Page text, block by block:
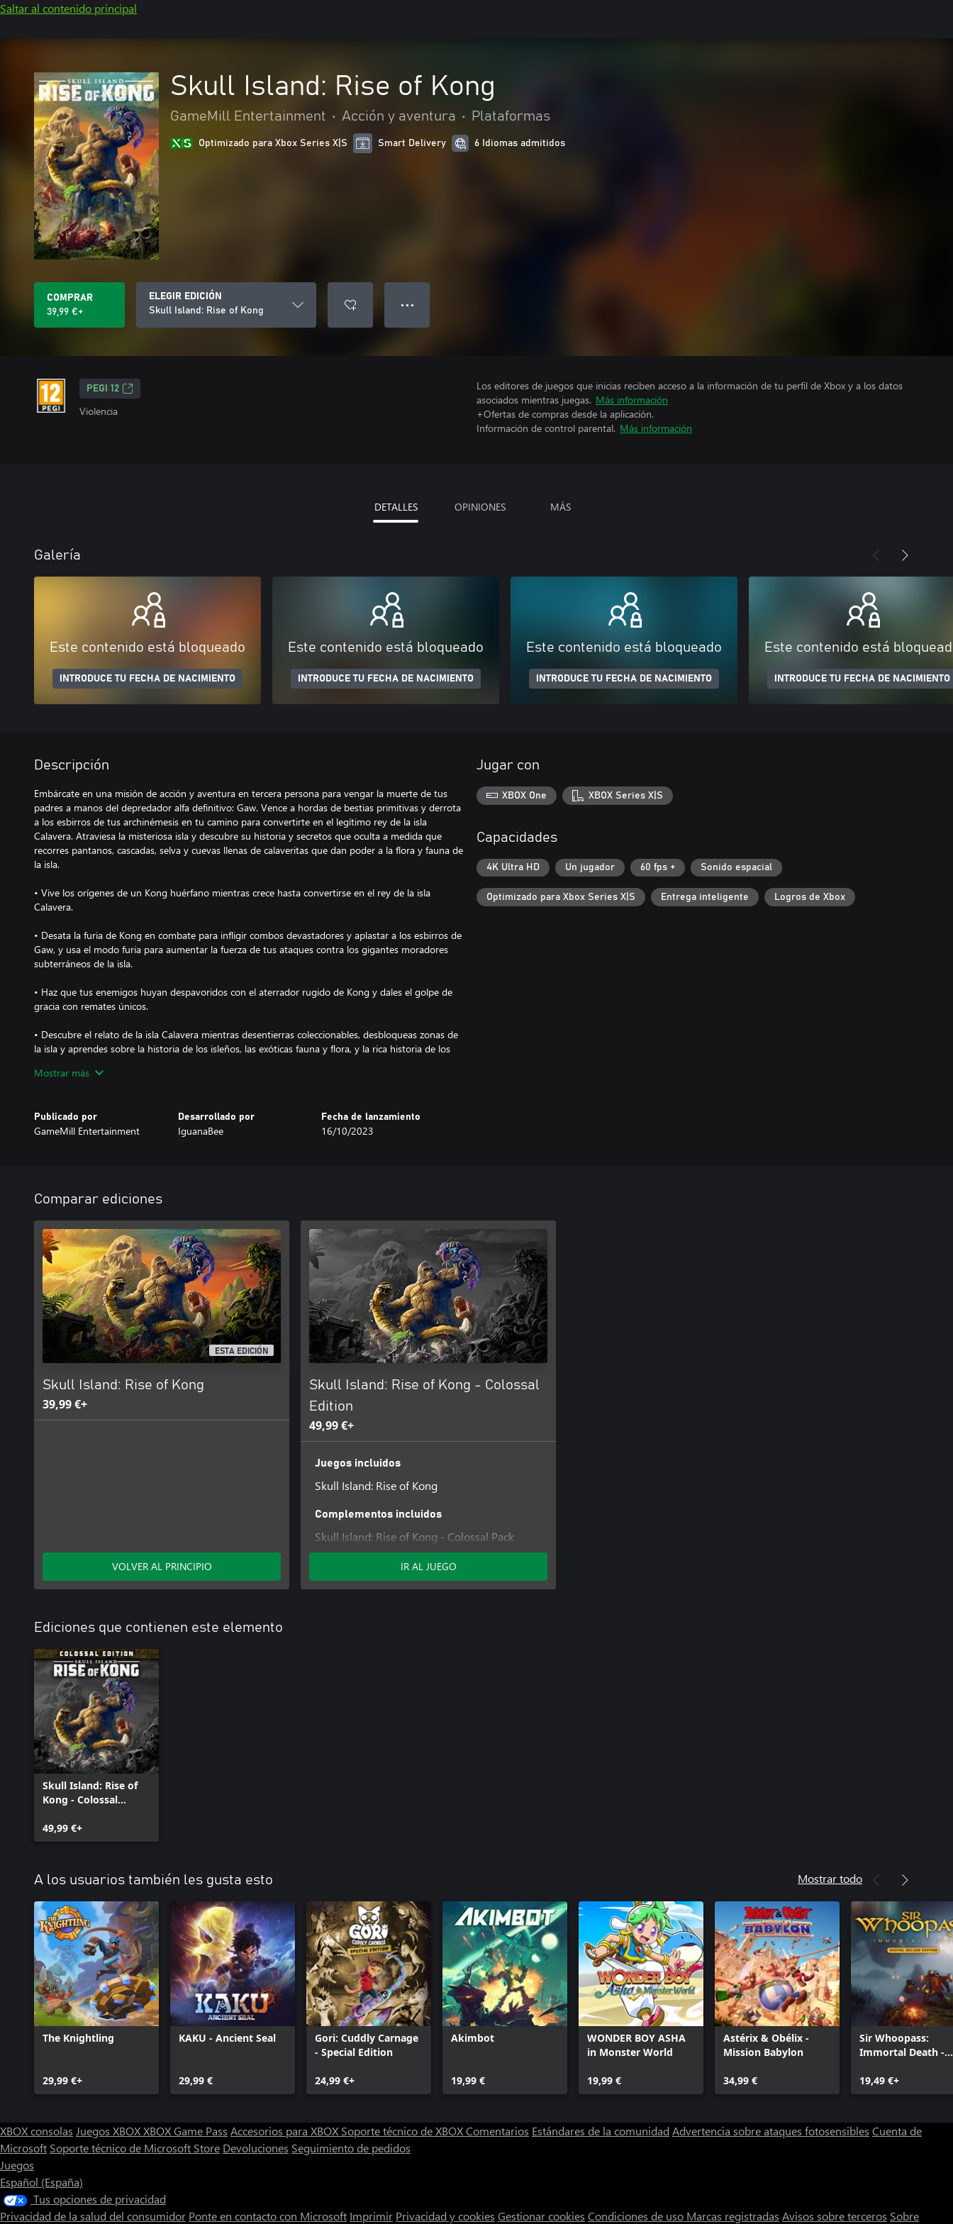
Saltar al contenido principal
Skull Island: Rise of Kong
GameMill Entertainment • Acción y aventura • Plataformas
Optimizado para Xbox Series X|S Smart Delivery 6 Idiomas admitidos
COMPRAR
39,99 €+
ELEGIR EDICIÓN
Skull Island: Rise of Kong
● ● ●
PEGI 12
Violencia
Los editores de juegos que inicias reciben acceso a la información de tu perfil de Xbox y a los datos
asociados mientras juegas. Más información
+Ofertas de compras desde la aplicación.
Información de control parental. Más información
DETALLES OPINIONES MÁS
Galería
Este contenido está bloqueado
INTRODUCE TU FECHA DE NACIMIENTO
Este contenido está bloqueado
INTRODUCE TU FECHA DE NACIMIENTO
Este contenido está bloqueado
INTRODUCE TU FECHA DE NACIMIENTO
Este contenido está
INTRODUCE TU FECHA DE NACIMIENTO
Descripción
Embárcate en una misión de acción y aventura en tercera persona para vengar la muerte de tus
padres a manos del depredador alfa definitivo: Gaw. Vence a hordas de bestias primitivas y derrota
a los esbirros de tus archinémesis en tu camino para convertirte en el legítimo rey de la isla
Calavera. Atraviesa la misteriosa isla y descubre su historia y secretos que oculta a medida que
recorres pantanos, cascadas, selva y cuevas llenas de calaveritas que dan poder a la flora y fauna de
la isla.
• Vive los orígenes de un Kong huérfano mientras crece hasta convertirse en el rey de la isla
Calavera.
• Desata la furia de Kong en combate para infligir combos devastadores y aplastar a los esbirros de
Gaw, y usa el modo furia para aumentar la fuerza de tus ataques contra los gigantes moradores
subterráneos de la isla.
• Haz que tus enemigos huyan despavoridos con el aterrador rugido de Kong y dales el golpe de
gracia con remates únicos.
• Descubre el relato de la isla Calavera mientras desentierras coleccionables, desbloqueas zonas de
la isla y aprendes sobre la historia de los isleños, las exóticas fauna y flora, y la rica historia de los
• Salta y trepa por terrenos montañosos, enredaderas de la isla, pantanos, cuevas ocultas y los
Mostrar más
Publicado por
GameMill Entertainment
Desarrollado por
IguanaBee
Fecha de lanzamiento
16/10/2023
Jugar con
XBOX One XBOX Series X|S
Capacidades
4K Ultra HD Un jugador 60 fps + Sonido espacial
Optimizado para Xbox Series X|S Entrega inteligente Logros de Xbox
Comparar ediciones
ESTA EDICIÓN
Skull Island: Rise of Kong
39,99 €+
VOLVER AL PRINCIPIO
Skull Island: Rise of Kong - Colossal
Edition
49,99 €+
Juegos incluidos
Skull Island: Rise of Kong
Complementos incluidos
Skull Island: Rise of Kong - Colossal Pack
IR AL JUEGO
Ediciones que contienen este elemento
Skull Island: Rise of
Kong - Colossal
49,99 €+
A los usuarios también les gusta esto Mostrar todo
The Knightling
29,99 €+
KAKU - Ancient Seal
29,99 €
Gori: Cuddly Carnage
- Special Edition
24,99 €+
Akimbot
19,99 €
WONDER BOY ASHA
in Monster World
19,99 €
Astérix & Obélix -
Mission Babylon
34,99 €
Sir Whoopass:
Immortal Death -
19,49 €+
XBOX consolas Juegos XBOXXBOX Game Pass Accesorios para XBOX Soporte técnico de XBOXComentarios Estándares de la comunidad Advertencia sobre ataques fotosensibles Cuenta de
Microsoft Soporte técnico de Microsoft Store Devoluciones Seguimiento de pedidos
Juegos
Español (España)
Tus opciones de privacidad
Privacidad de la salud del consumidor Ponte en contacto con Microsoft Imprimir Privacidad y cookies Gestionar cookies Condiciones de uso Marcas registradas Avisos sobre terceros Sobre